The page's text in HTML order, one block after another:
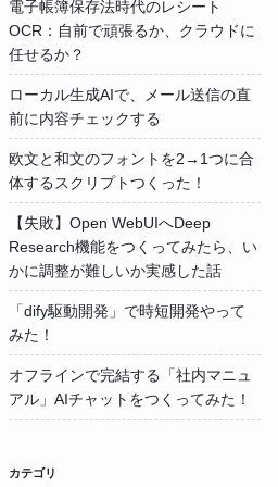
電子帳簿保存法時代のレシート
OCR：自前で頑張るか、クラウドに
任せるか？
ローカル生成AIで、メール送信の直
前に内容チェックする
欧文と和文のフォントを2→1つに合
体するスクリプトつくった！
【失敗】Open WebUIへDeep
Research機能をつくってみたら、い
かに調整が難しいか実感した話
「dify駆動開発」で時短開発やって
みた！
オフラインで完結する「社内マニュ
アル」AIチャットをつくってみた！
カテゴリ